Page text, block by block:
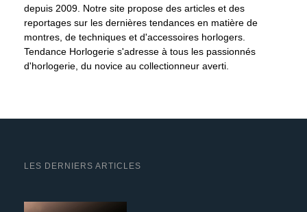
depuis 2009. Notre site propose des articles et des
reportages sur les dernières tendances en matière de
montres, de techniques et d'accessoires horlogers.
Tendance Horlogerie s'adresse à tous les passionnés
d'horlogerie, du novice au collectionneur averti.
LES DERNIERS ARTICLES